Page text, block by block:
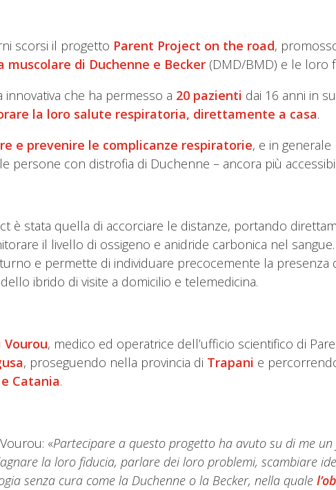
scorsi il progetto Parent Project on the road,
muscolare di Duchenne e Becker (DMD/BMD) e le loro
innovativa che ha permesso a 20 pazienti dai 16 anni in
la loro salute respiratoria, direttamente a casa.
e prevenire le complicanze respiratorie, e in
persone con distrofia di Duchenne – ancora più
è stata quella di accorciare le distanze, portando
il livello di ossigeno e anidride carbonica nel
e permette di individuare precocemente la presenza
ibrido di visite a domicilio e telemedicina.
, medico ed operatrice dell’ufficio scientifico di
, proseguendo nella provincia di Trapani e
Catania.
«Partecipare a questo progetto ha avuto su di me
la loro fiducia, parlare dei loro problemi, scambiare
senza cura come la Duchenne o la Becker, nella quale